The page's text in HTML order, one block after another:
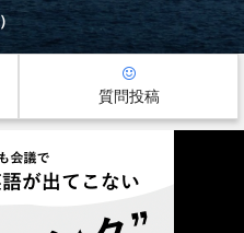
質問投稿